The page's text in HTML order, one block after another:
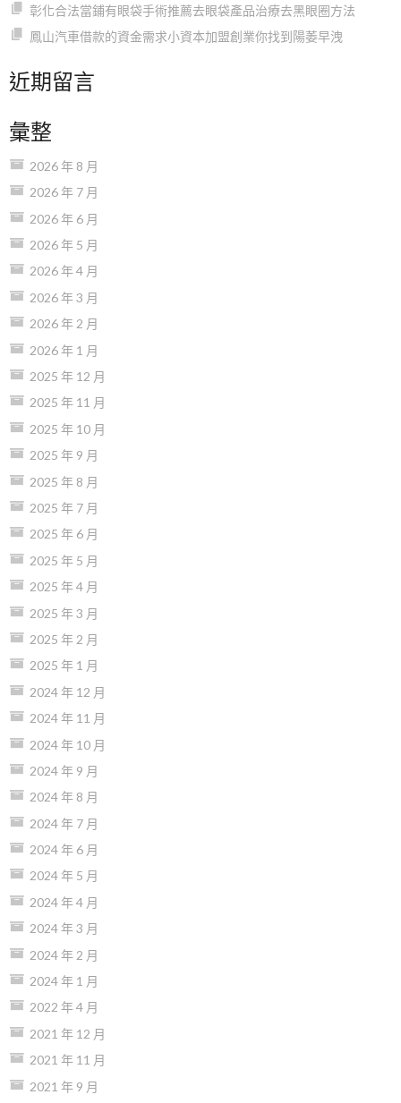
彰化合法當鋪有眼袋手術推薦去眼袋產品治療去黑眼圈方法
鳳山汽車借款的資金需求小資本加盟創業你找到陽萎早洩
近期留言
彙整
2026 年 8 月
2026 年 7 月
2026 年 6 月
2026 年 5 月
2026 年 4 月
2026 年 3 月
2026 年 2 月
2026 年 1 月
2025 年 12 月
2025 年 11 月
2025 年 10 月
2025 年 9 月
2025 年 8 月
2025 年 7 月
2025 年 6 月
2025 年 5 月
2025 年 4 月
2025 年 3 月
2025 年 2 月
2025 年 1 月
2024 年 12 月
2024 年 11 月
2024 年 10 月
2024 年 9 月
2024 年 8 月
2024 年 7 月
2024 年 6 月
2024 年 5 月
2024 年 4 月
2024 年 3 月
2024 年 2 月
2024 年 1 月
2022 年 4 月
2021 年 12 月
2021 年 11 月
2021 年 9 月